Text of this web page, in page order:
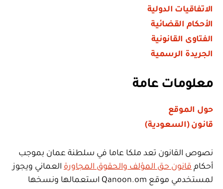
الاتفاقيات الدولية
الأحكام القضائية
الفتاوى القانونية
الجريدة الرسمية
معلومات عامة
حول الموقع
قانون (السعودية)
نصوص القانون تعد ملكا عاما في سلطنة عمان بموجب
أحكام قانون حق المؤلف والحقوق المجاورة العماني ويجوز
لمستخدمي موقع Qanoon.om استعمالها ونسخها